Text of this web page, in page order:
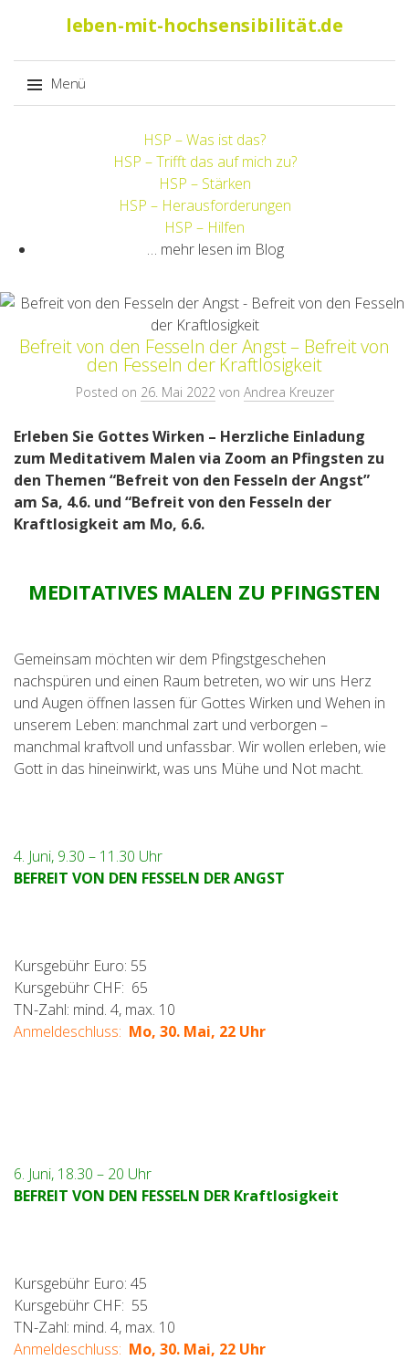
leben-mit-hochsensibilität.de
Menü
HSP – Was ist das?
HSP – Trifft das auf mich zu?
HSP – Stärken
HSP – Herausforderungen
HSP – Hilfen
… mehr lesen im Blog
Befreit von den Fesseln der Angst – Befreit von
den Fesseln der Kraftlosigkeit
Posted on 26. Mai 2022 von Andrea Kreuzer
Erleben Sie Gottes Wirken – Herzliche Einladung
zum Meditativem Malen via Zoom an Pfingsten zu
den Themen “Befreit von den Fesseln der Angst”
am Sa, 4.6. und “Befreit von den Fesseln der
Kraftlosigkeit am Mo, 6.6.
MEDITATIVES MALEN ZU PFINGSTEN
Gemeinsam möchten wir dem Pfingstgeschehen
nachspüren und einen Raum betreten, wo wir uns Herz
und Augen öffnen lassen für Gottes Wirken und Wehen in
unserem Leben: manchmal zart und verborgen –
manchmal kraftvoll und unfassbar. Wir wollen erleben, wie
Gott in das hineinwirkt, was uns Mühe und Not macht.
4. Juni, 9.30 – 11.30 Uhr
BEFREIT VON DEN FESSELN DER ANGST
Kursgebühr Euro: 55
Kursgebühr CHF: 65
TN-Zahl: mind. 4, max. 10
Anmeldeschluss: Mo, 30. Mai, 22 Uhr
6. Juni, 18.30 – 20 Uhr
BEFREIT VON DEN FESSELN DER Kraftlosigkeit
Kursgebühr Euro: 45
Kursgebühr CHF: 55
TN-Zahl: mind. 4, max. 10
Anmeldeschluss: Mo, 30. Mai, 22 Uhr